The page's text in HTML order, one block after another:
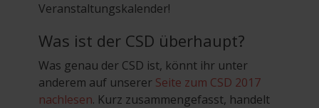
Veranstaltungskalender!
Was ist der CSD überhaupt?
Was genau der CSD ist, könnt ihr unter
anderem auf unserer Seite zum CSD 2017
nachlesen. Kurz zusammengefasst, handelt